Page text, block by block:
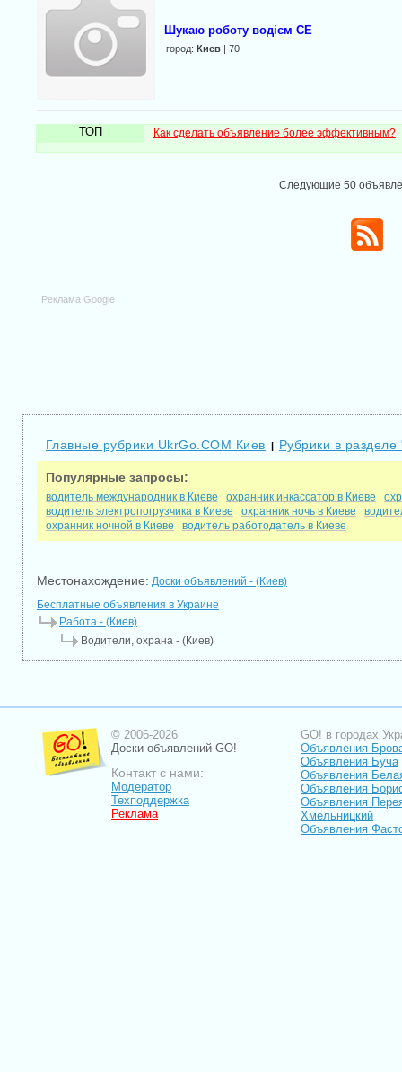
Шукаю роботу водієм СЕ
город: Киев| 70
ТОП Как сделать объявление более эффективным?
Следующие 50
Реклама Google
Главные рубрики UkrGo.COM Киев | Рубрики в
Популярные запросы:
водитель международник в Киеве охранник инкассатор в Киеве
водитель электропогрузчика в Киеве
охранник ночь в Киеве
охранник ночной в Киеве
водитель работодатель в Киеве
Местонахождение: Доски объявлений - (Киев)
Бесплатные объявления в Украине
Работа - (Киев)
Водители, охрана - (Киев)
© 2006-2026
Доски объявлений GO!
Контакт с нами:
Модератор
Техподдержка
Реклама
GO! в городах
Объявления
Объявления Буча
Объявления
Объявления
Объявления
Хмельницкий
Объявления